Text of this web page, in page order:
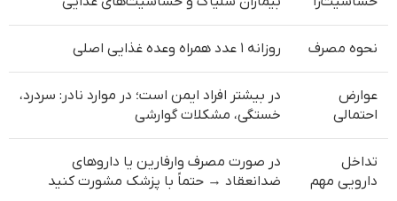
نحوه مصرف روزانه ۱ عدد همراه وعده غذایی اصلی
عوارض
احتمالی
در بیشتر افراد ایمن است؛ در موارد نادر: سردرد،
خستگی، مشکلات گوارشی
تداخل
دارویی مهم
در صورت مصرف وارفارین یا داروهای
ضدانعقاد → حتماً با پزشک مشورت کنید